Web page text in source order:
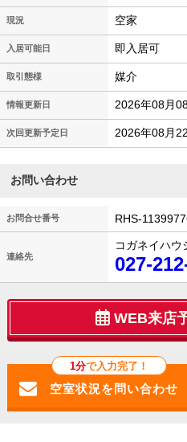
現況 空家
入居可能日 即入居可
取引態様 媒介
情報更新日 2026年08月
次回更新予定日 2026年08月
お問い合わせ
お問合せ番号 RHS-
連絡先
コガネイハ
027-
WEB来店
1分で入力完了！